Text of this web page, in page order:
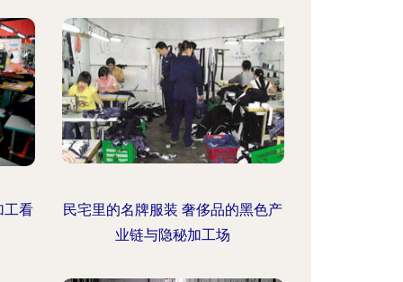
工看
民宅里的名牌服装 奢侈品的黑色产
业链与隐秘加工场